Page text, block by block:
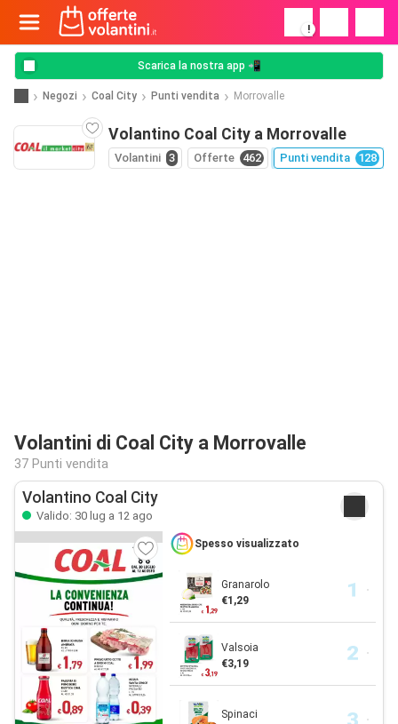
!
Scarica la nostra app 📲
Negozi Coal City Punti vendita Morrovalle
Volantino Coal City a Morrovalle
Volantini 3 Offerte 462 Punti vendita 128
Volantini di Coal City a Morrovalle
37 Punti vendita
Volantino Coal City
Valido: 30 lug a 12 ago
Spesso visualizzato
Granarolo
€1,29
Valsoia
€3,19
Spinaci